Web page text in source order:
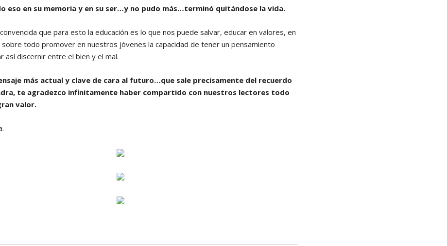
eso en su memoria y en su ser…y no pudo más…terminó quitándose la vida.
que para esto la educación es lo que nos puede salvar, educar en valores, en
todo promover en nuestros jóvenes la capacidad de tener un pensamiento
así discernir entre el bien y el mal.
más actual y clave de cara al futuro…que sale precisamente del recuerdo
te agradezco infinitamente haber compartido con nuestros lectores todo
valor.